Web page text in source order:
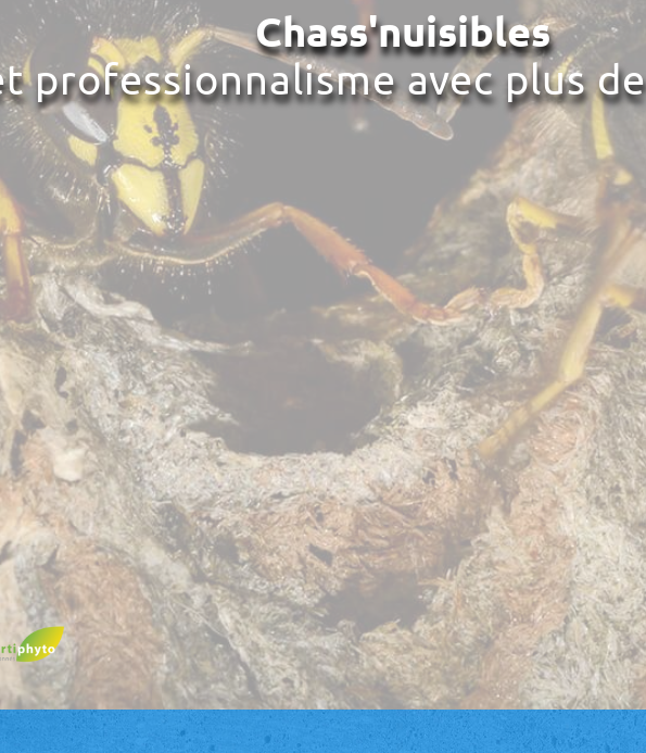
Chass'nuisibles
professionnalisme avec plus